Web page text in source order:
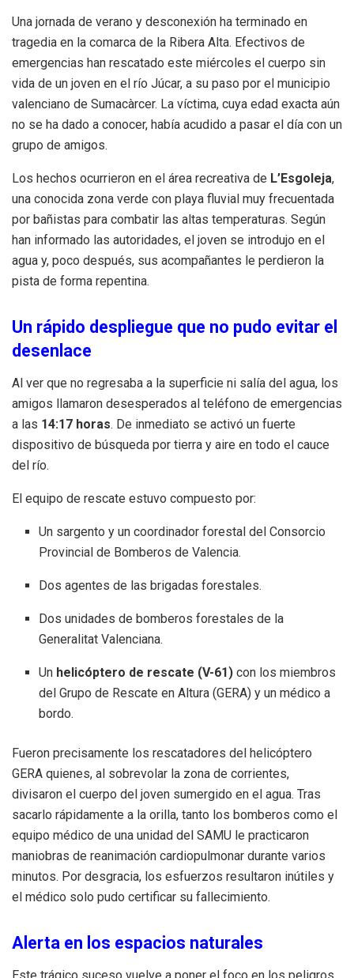
Una jornada de verano y desconexión ha terminado en
tragedia en la comarca de la Ribera Alta. Efectivos de
emergencias han rescatado este miércoles el cuerpo sin
vida de un joven en el río Júcar, a su paso por el municipio
valenciano de Sumacàrcer. La víctima, cuya edad exacta aún
no se ha dado a conocer, había acudido a pasar el día con un
grupo de amigos.
Los hechos ocurrieron en el área recreativa de L’Esgoleja,
una conocida zona verde con playa fluvial muy frecuentada
por bañistas para combatir las altas temperaturas. Según
han informado las autoridades, el joven se introdujo en el
agua y, poco después, sus acompañantes le perdieron la
pista de forma repentina.
Un rápido despliegue que no pudo evitar el
desenlace
Al ver que no regresaba a la superficie ni salía del agua, los
amigos llamaron desesperados al teléfono de emergencias
a las 14:17 horas. De inmediato se activó un fuerte
dispositivo de búsqueda por tierra y aire en todo el cauce
del río.
El equipo de rescate estuvo compuesto por:
Un sargento y un coordinador forestal del Consorcio
Provincial de Bomberos de Valencia.
Dos agentes de las brigadas forestales.
Dos unidades de bomberos forestales de la
Generalitat Valenciana.
Un helicóptero de rescate (V-61) con los miembros
del Grupo de Rescate en Altura (GERA) y un médico a
bordo.
Fueron precisamente los rescatadores del helicóptero
GERA quienes, al sobrevolar la zona de corrientes,
divisaron el cuerpo del joven sumergido en el agua. Tras
sacarlo rápidamente a la orilla, tanto los bomberos como el
equipo médico de una unidad del SAMU le practicaron
maniobras de reanimación cardiopulmonar durante varios
minutos. Por desgracia, los esfuerzos resultaron inútiles y
el médico solo pudo certificar su fallecimiento.
Alerta en los espacios naturales